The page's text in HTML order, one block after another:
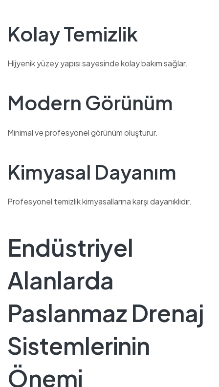
Kolay Temizlik
Hijyenik yüzey yapısı sayesinde kolay bakım sağlar.
Modern Görünüm
Minimal ve profesyonel görünüm oluşturur.
Kimyasal Dayanım
Profesyonel temizlik kimyasallarına karşı dayanıklıdır.
Endüstriyel
Alanlarda
Paslanmaz Drenaj
Sistemlerinin
Önemi